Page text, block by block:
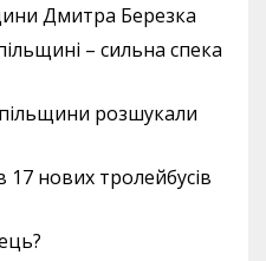
Дмитра Березка
– сильна спека
розшукали
нових тролейбусів